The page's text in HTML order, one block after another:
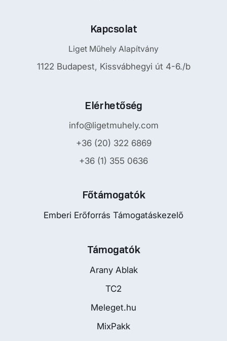
Kapcsolat
Liget Műhely Alapítvány
1122 Budapest, Kissvábhegyi út 4-6./b
Elérhetőség
info@ligetmuhely.com
+36 (20) 322 6869
+36 (1) 355 0636
Főtámogatók
Emberi Erőforrás Támogatáskezelő
Támogatók
Arany Ablak
TC2
Meleget.hu
MixPakk